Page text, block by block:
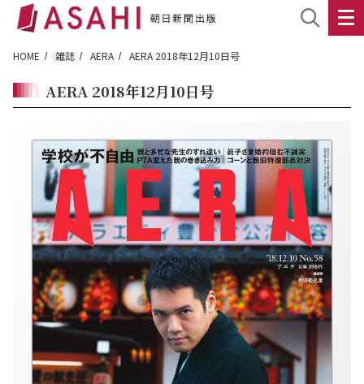
HOME 雑誌 AERA AERA 2018年12月10日号
AERA 2018年12月10日号